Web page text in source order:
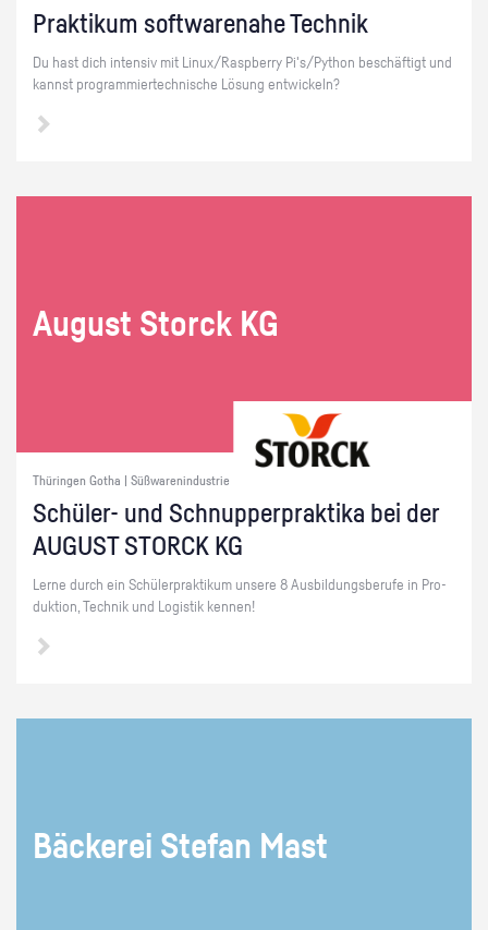
Prak­ti­kum soft­ware­na­he Tech­nik
Du hast dich in­ten­siv mit Linux/Raspber­ry Pi's/Py­thon be­schäf­tigt und
kannst pro­gram­mier­tech­ni­sche Lö­sung ent­wi­ckeln?
Au­gust Storck KG
Thüringen Gotha | Süßwarenindustrie
Schü­ler- und Schnup­per­prak­ti­ka bei der
AU­GUST STORCK KG
Lerne durch ein Schü­ler­prak­ti­kum un­se­re 8 Aus­bil­dungs­be­ru­fe in Pro­
duk­ti­on, Tech­nik und Lo­gis­tik ken­nen!
Bä­cke­rei Ste­fan Mast